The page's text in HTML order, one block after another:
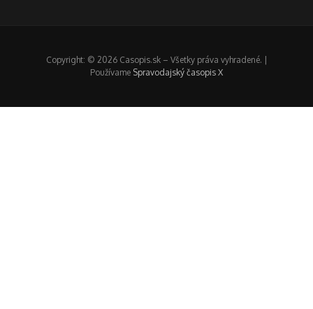
Copyright: © 2026 Casopis.sk – Všetky práva vyhradené. |
Používame Spravodajský časopis X